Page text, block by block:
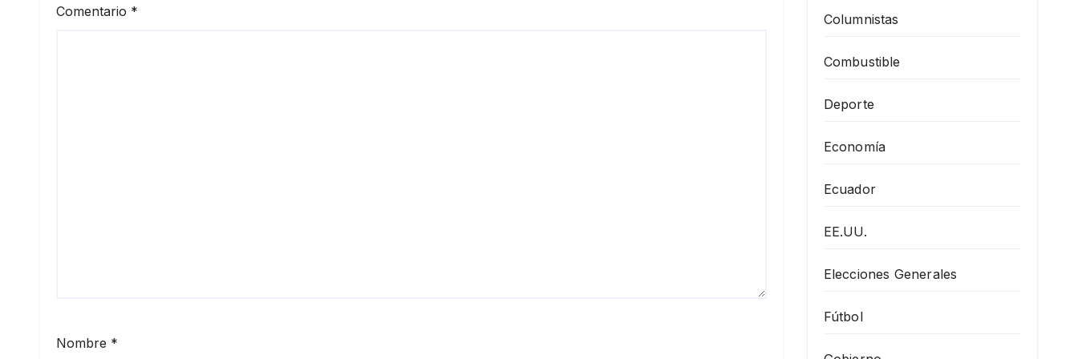
Comentario *
Nombre *
Columnistas
Combustible
Deporte
Economía
Ecuador
EE.UU.
Elecciones Generales
Fútbol